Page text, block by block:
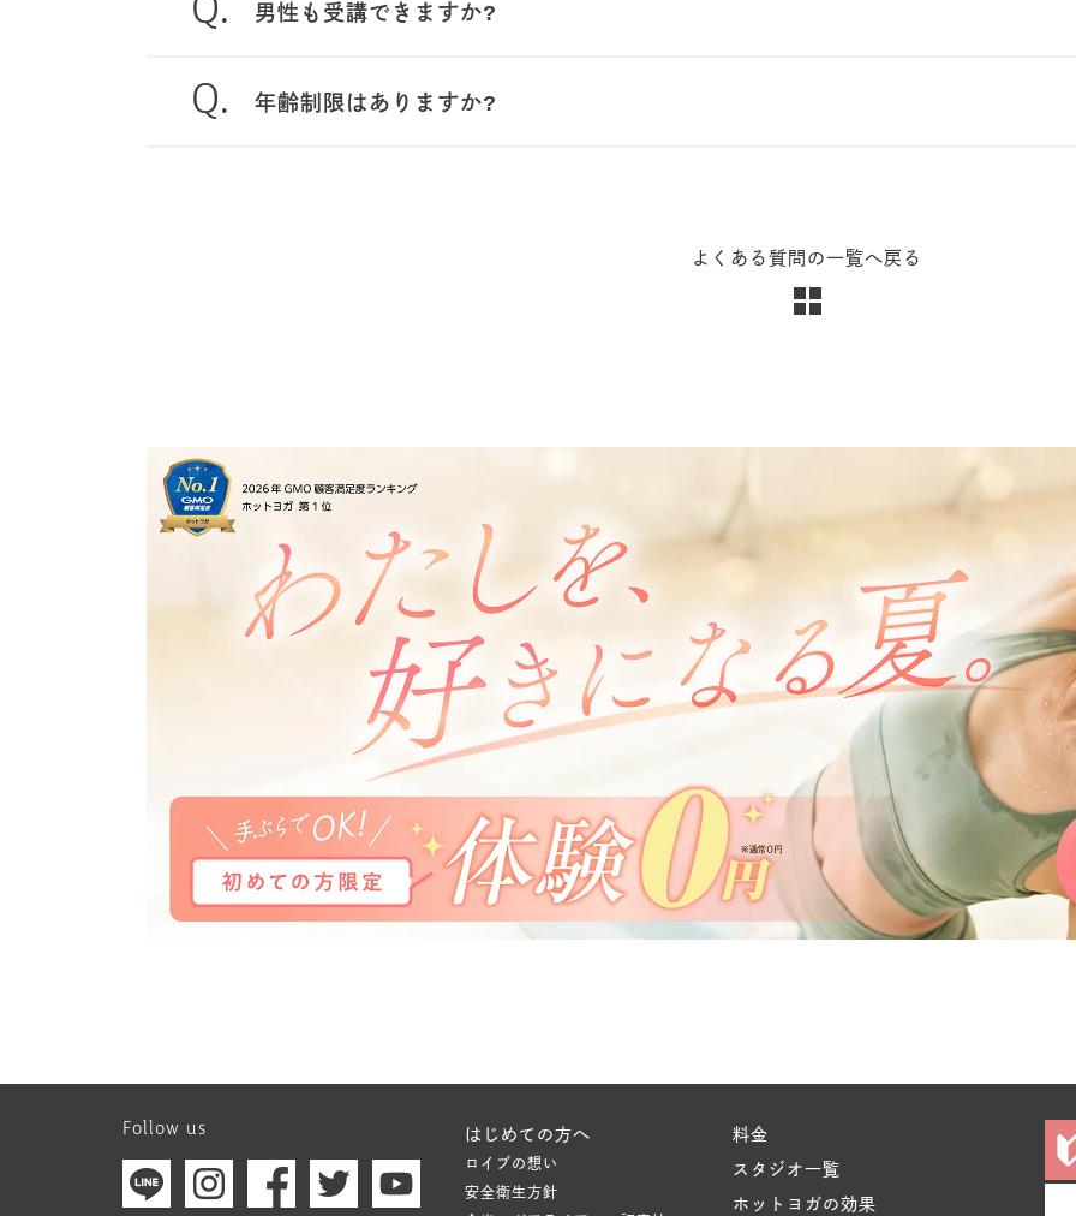
男性も受講できますか?
年齢制限はありますか?
よくある質問の一覧へ戻る
Follow us はじめての方へ
ロイブの想い
安全衛生方針
料金
スタジオ一覧
ホットヨガの効果